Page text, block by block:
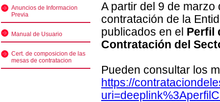
Anuncios de Informacion
Previa
Manual de Usuario
Cert. de composicion de las
mesas de contratacion
A partir del 9 de
contratación de la
publicados en el Perfil
Contratación del
Pueden consultar los
https://